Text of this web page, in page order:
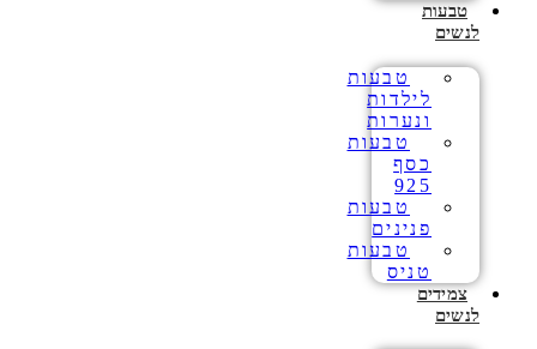
טבעות
לנשים
טבעות
לילדות
ונערות
טבעות
כסף
925
טבעות
פנינים
טבעות
טניס
צמידים
לנשים